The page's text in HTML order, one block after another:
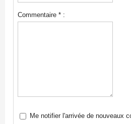
Commentaire * :
Me notifier l'arrivée de nouveaux